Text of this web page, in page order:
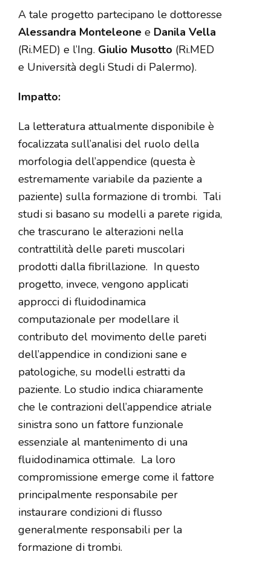
A tale progetto partecipano le dottoresse
Alessandra Monteleonee Danila Vella
(Ri.MED) e l’Ing. Giulio Musotto (Ri.MED
e Università degli Studi di Palermo).
Impatto:
La letteratura attualmente disponibile è
focalizzata sull’analisi del ruolo della
morfologia dell’appendice (questa è
estremamente variabile da paziente a
paziente) sulla formazione di trombi. Tali
studi si basano su modelli a parete rigida,
che trascurano le alterazioni nella
contrattilità delle pareti muscolari
prodotti dalla fibrillazione. In questo
progetto, invece, vengono applicati
approcci di fluidodinamica
computazionale per modellare il
contributo del movimento delle pareti
dell’appendice in condizioni sane e
patologiche, su modelli estratti da
paziente. Lo studio indica chiaramente
che le contrazioni dell’appendice atriale
sinistra sono un fattore funzionale
essenziale al mantenimento di una
fluidodinamica ottimale. La loro
compromissione emerge come il fattore
principalmente responsabile per
instaurare condizioni di flusso
generalmente responsabili per la
formazione di trombi.